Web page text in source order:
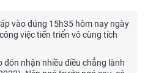
vào đúng 15h35 hôm nay ngày
việc tiến triển vô cùng tích
đón nhận nhiều điều chẳng lành